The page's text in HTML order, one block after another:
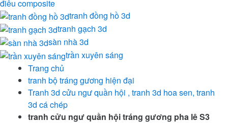
điêu composite
tranh đồng hồ 3d
tranh gạch 3d
sàn nhà 3d
trần xuyên sáng
Trang chủ
tranh bộ tráng gương hiện đại
Tranh 3d cửu ngư quần hội , tranh 3d hoa sen, tranh
3d cá chép
tranh cửu ngư quần hội tráng gương pha lê S3